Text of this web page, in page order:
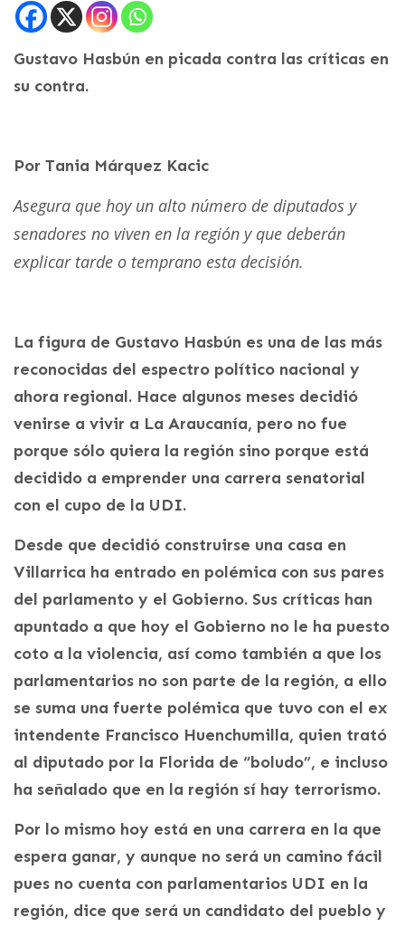
Gustavo Hasbún en picada contra las críticas en
su contra.
Por Tania Márquez Kacic
Asegura que hoy un alto número de diputados y
senadores no viven en la región y que deberán
explicar tarde o temprano esta decisión.
La figura de Gustavo Hasbún es una de las más
reconocidas del espectro político nacional y
ahora regional. Hace algunos meses decidió
venirse a vivir a La Araucanía, pero no fue
porque sólo quiera la región sino porque está
decidido a emprender una carrera senatorial
con el cupo de la UDI.
Desde que decidió construirse una casa en
Villarrica ha entrado en polémica con sus pares
del parlamento y el Gobierno. Sus críticas han
apuntado a que hoy el Gobierno no le ha puesto
coto a la violencia, así como también a que los
parlamentarios no son parte de la región, a ello
se suma una fuerte polémica que tuvo con el ex
intendente Francisco Huenchumilla, quien trató
al diputado por la Florida de “boludo”, e incluso
ha señalado que en la región sí hay terrorismo.
Por lo mismo hoy está en una carrera en la que
espera ganar, y aunque no será un camino fácil
pues no cuenta con parlamentarios UDI en la
región, dice que será un candidato del pueblo y